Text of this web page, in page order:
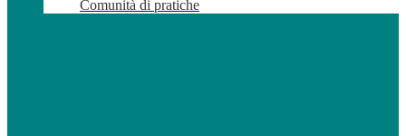
Comunità di pratiche